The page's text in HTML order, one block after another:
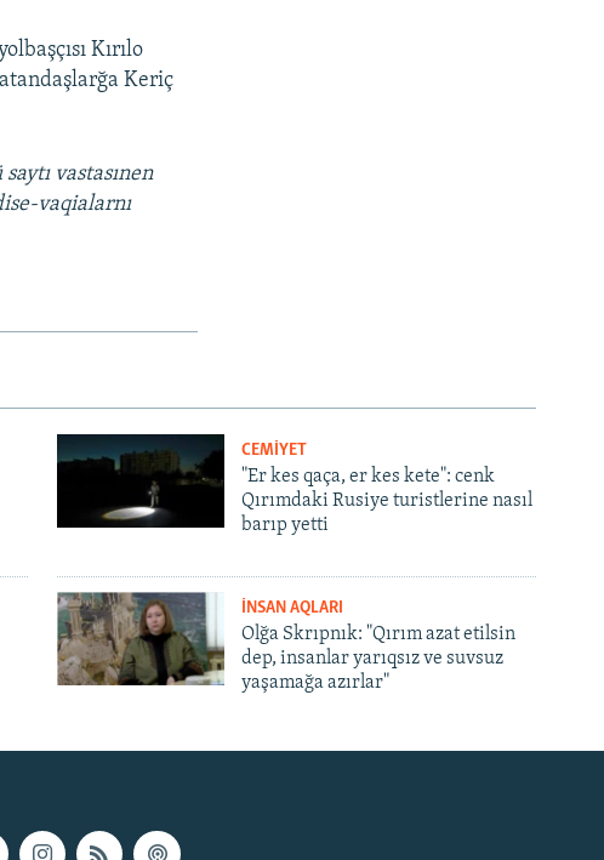
Kırılo
Keriç
vastasınen
vaqialarnı
CEMİYET
"Er kes qaça, er kes kete": cenk
Qırımdaki Rusiye turistlerine nasıl
barıp yetti
İNSAN AQLARI
Olğa Skrıpnık: "Qırım azat etilsin
dep, insanlar yarıqsız ve suvsuz
yaşamağa azırlar"